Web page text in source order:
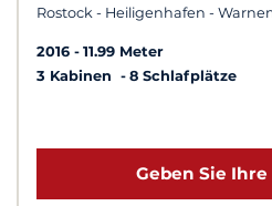
Rostock - Heiligenhafen -
2016
11.99 Meter
3 Kabinen
8 Schlafplätze
Geben Sie